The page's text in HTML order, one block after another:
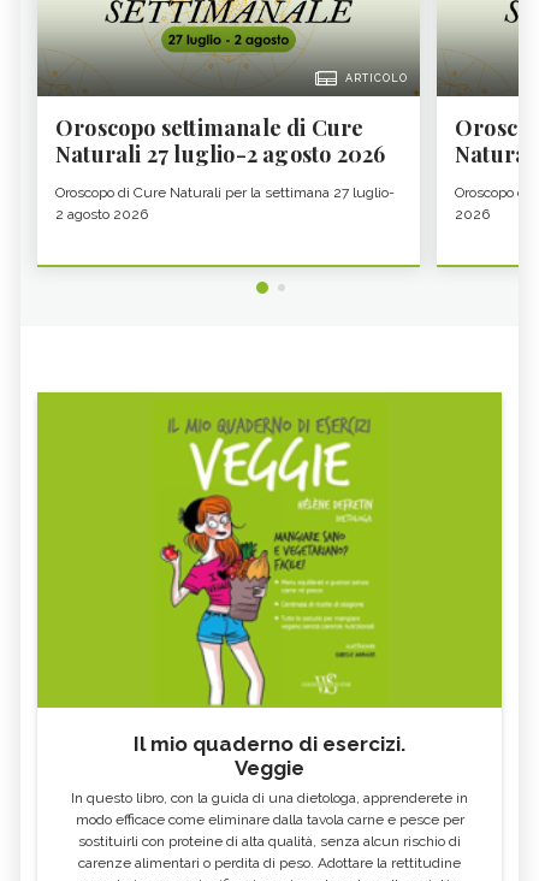
ARTICOLO
Oroscopo settimanale di Cure
Naturali 27 luglio-2 agosto 2026
Oroscopo di Cure Naturali per la settimana 27 luglio-
2 agosto 2026
Oroscopo di
2026
Il mio quaderno di esercizi.
Veggie
In questo libro, con la guida di una dietologa, apprenderete in
modo efficace come eliminare dalla tavola carne e pesce per
sostituirli con proteine di alta qualità, senza alcun rischio di
carenze alimentari o perdita di peso. Adottare la rettitudine